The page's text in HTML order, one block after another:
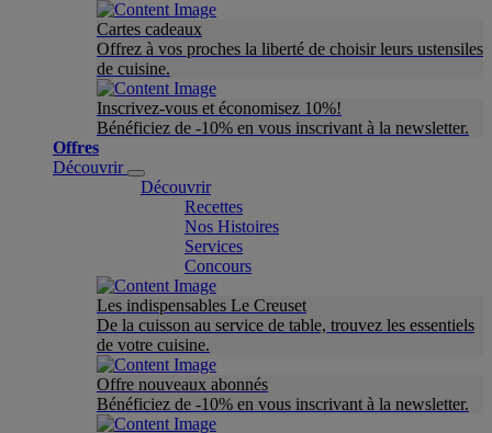
Cartes cadeaux
Offrez à vos proches la liberté de choisir leurs ustensiles
de cuisine.
Inscrivez-vous et économisez 10%!
Bénéficiez de -10% en vous inscrivant à la newsletter.
Offres
Découvrir
Découvrir
Recettes
Nos Histoires
Services
Concours
Les indispensables Le Creuset
De la cuisson au service de table, trouvez les essentiels
de votre cuisine.
Offre nouveaux abonnés
Bénéficiez de -10% en vous inscrivant à la newsletter.